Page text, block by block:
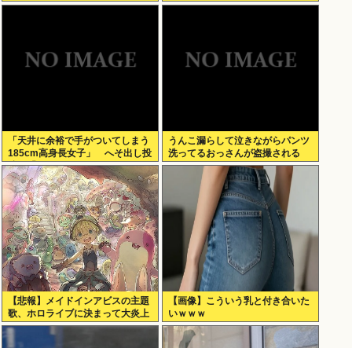
「天井に余裕で手がついてしまう
185cm高身長女子」 へそ出し投
稿に「ピッタリの服があるのがす
ぎょい！」の声
うんこ漏らして泣きながらパンツ
洗ってるおっさんが盗撮される
【悲報】メイドインアビスの主題
歌、ホロライブに決まって大炎上
www
【画像】こういう乳と付き合いた
いｗｗｗ